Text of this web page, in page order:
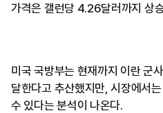
가격은 갤런당 4.26달러까지 상
미국 국방부는 현재까지 이란 군
달한다고 추산했지만, 시장에서
수 있다는 분석이 나온다.